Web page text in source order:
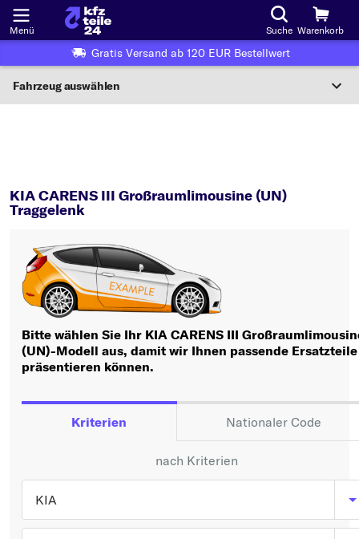
Menü Suche Warenkorb
Gratis Versand ab 120 EUR Bestellwert
Fahrzeug auswählen
Fahrzeug auswählen
Oder Fahrzeugauswahl nach Kriterien:
Hersteller wählen
Typ wählen
KIA CARENS III Großraumlimousine (UN)
Traggelenk
Bitte wählen Sie Ihr KIA CARENS III
(UN)-Modell aus, damit wir Ihnen passende Ersatzteile
präsentieren können.
Kriterien Nationaler Code
nach Kriterien
KIA